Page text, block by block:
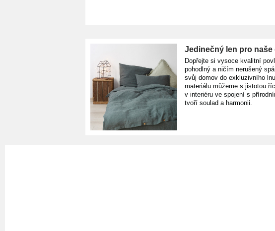
Jedinečný len pro naše
Dopřejte si vysoce kvalitní
pohodlný a ničím nerušený
svůj domov do exkluzivního
materiálu můžeme s jistotou
v interiéru ve spojení s
tvoří soulad a harmonii.